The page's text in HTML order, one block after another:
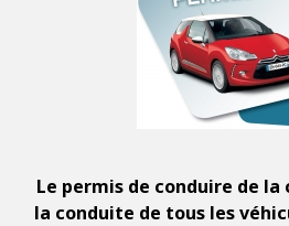
Le permis de conduire de
la conduite de tous les